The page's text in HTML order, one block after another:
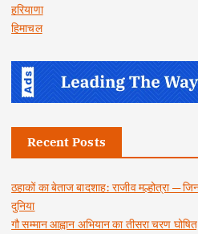
हरियाणा
हिमाचल
Recent Posts
ठहाकों का बेताज बादशाह: राजीव मल्होत्रा —
दुनिया
गौ सम्मान आह्वान अभियान का तीसरा चरण